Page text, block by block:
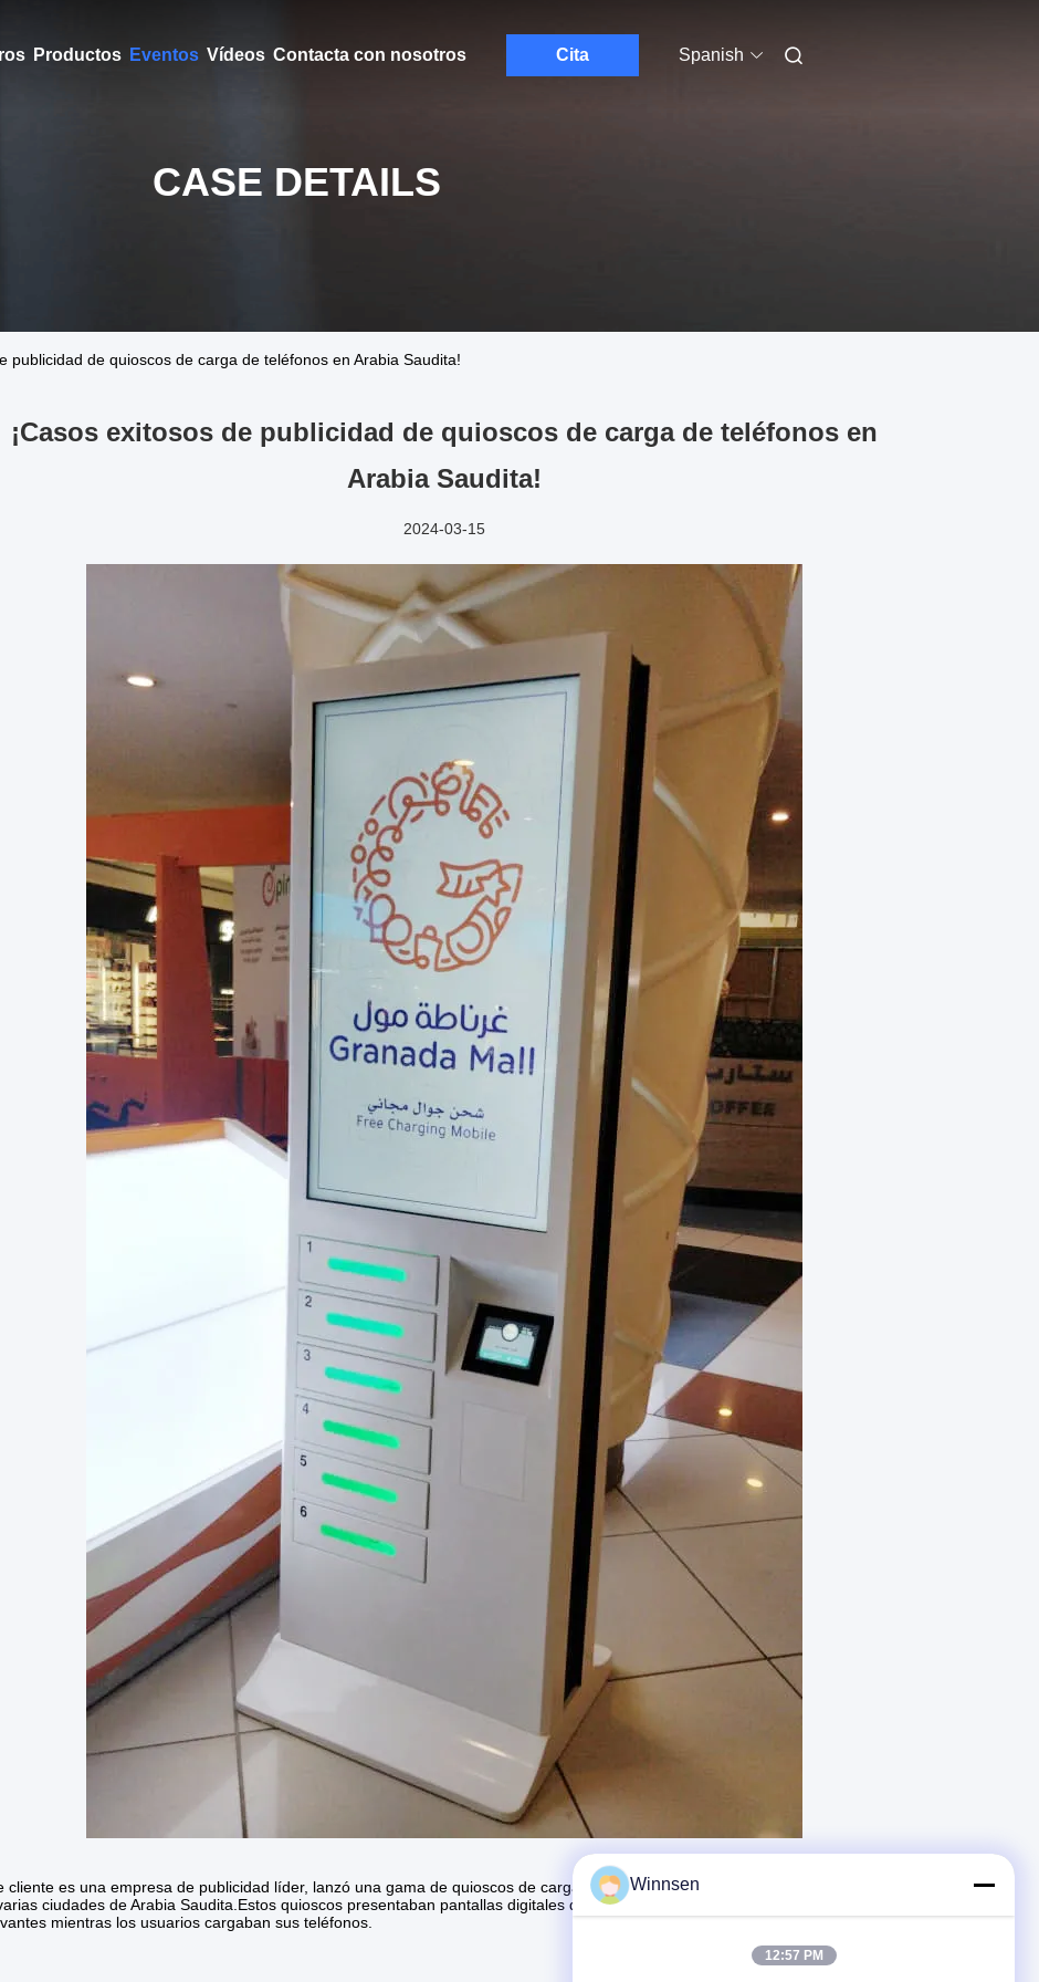
Productos Eventos Vídeos Contacta con nosotros Cita Spanish
CASE DETAILS
publicidad de quioscos de carga de teléfonos en Arabia Saudita!
¡Casos exitosos de publicidad de quioscos de carga de teléfonos en
Arabia Saudita!
2024-03-15
cliente es una empresa de publicidad líder, lanzó una gama de quioscos de carga de teléfonos en hoteles, centros comerciales
ciudades de Arabia Saudita.Estos quioscos presentaban pantallas digitales que mostraban anuncios contextuales y
mientras los usuarios cargaban sus teléfonos.
Winnsen
12:57 PM